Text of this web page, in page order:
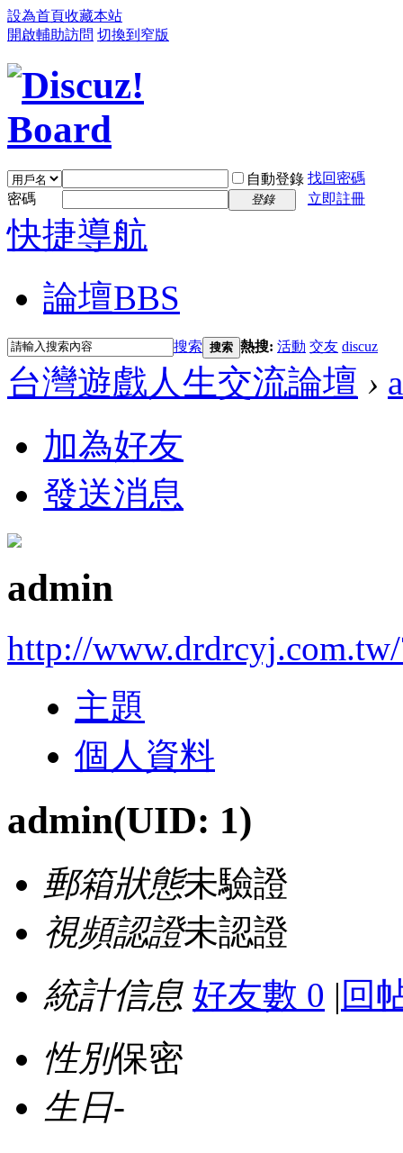
設為首頁收藏本站
開啟輔助訪問 切換到窄版
自動登錄 找回密碼
密碼
登錄 立即註冊
快捷導航
論壇BBS
搜索 搜索 熱搜: 活動 交友 discuz
台灣遊戲人生交流論壇 ›
加為好友
發送消息
admin
http://
主題
個人資料
admin(UID: 1)
郵箱狀態未驗證
視頻認證未認證
統計信息 好友數 0 | 回
性別保密
生日-